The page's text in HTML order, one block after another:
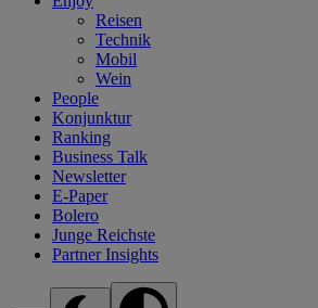
Reisen
Technik
Mobil
Wein
People
Konjunktur
Ranking
Business Talk
Newsletter
E-Paper
Bolero
Junge Reichste
Partner Insights